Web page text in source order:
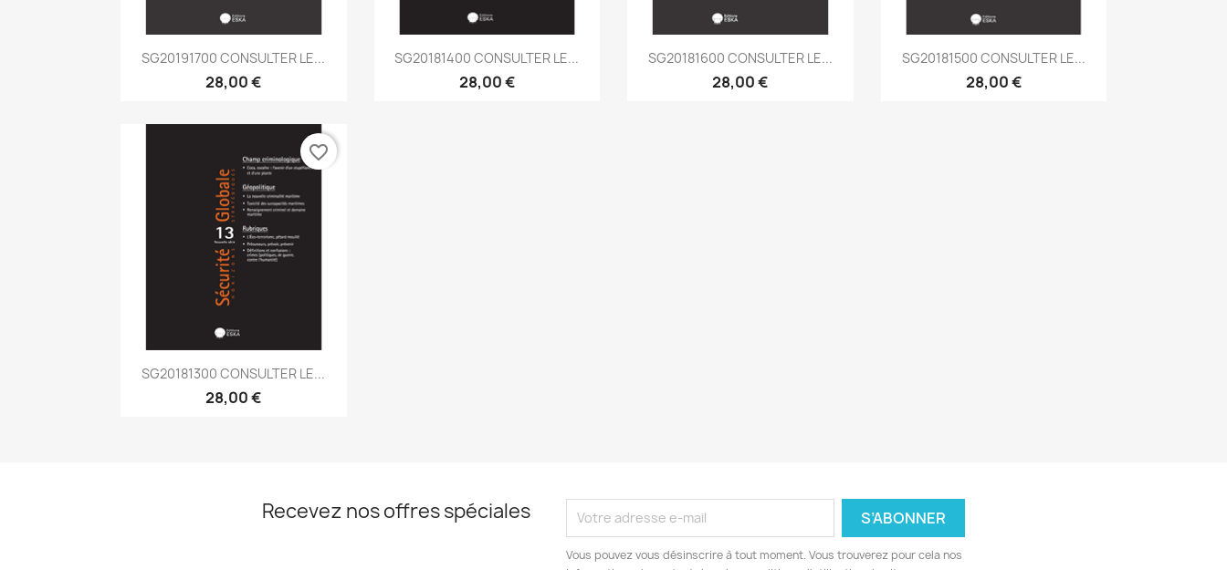
Aperçu rapide
SG20191700 CONSULTER LE...
28,00 €
Aperçu rapide
SG20181400 CONSULTER LE...
28,00 €
Aperçu rapide
SG20181600 CONSULTER LE...
28,00 €
Aperçu rapide
SG20181500 CONSULTER LE...
28,00 €
Aperçu rapide
SG20181300 CONSULTER LE...
28,00 €
favorite_border
Recevez nos offres spéciales
Vous pouvez vous désinscrire à tout moment. Vous trouverez pour cela nos